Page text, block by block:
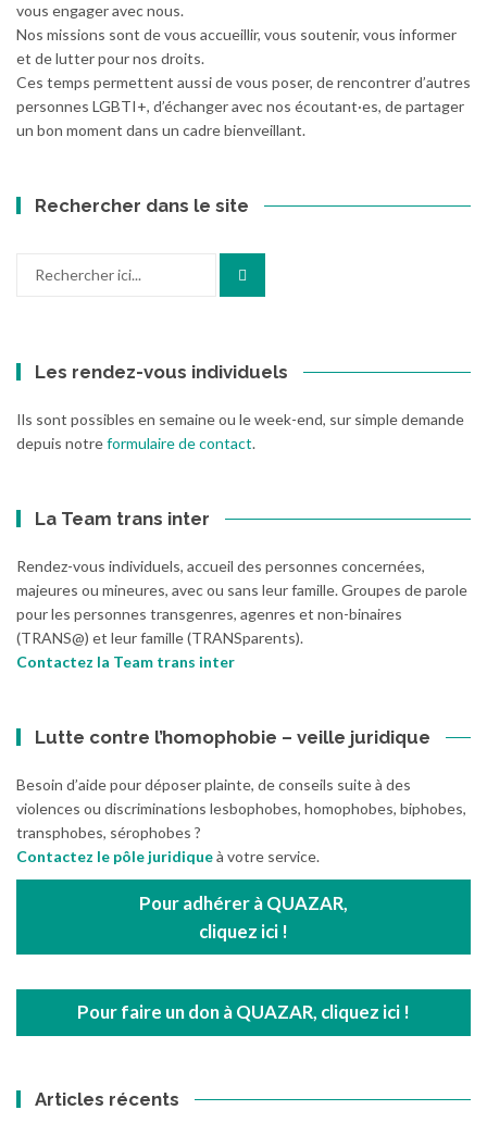
vous engager avec nous.
Nos missions sont de vous accueillir, vous soutenir, vous informer
et de lutter pour nos droits.
Ces temps permettent aussi de vous poser, de rencontrer d’autres
personnes LGBTI+, d’échanger avec nos écoutant·es, de partager
un bon moment dans un cadre bienveillant.
Rechercher dans le site
Les rendez-vous individuels
Ils sont possibles en semaine ou le week-end, sur simple demande
depuis notreformulaire de contact.
La Team trans inter
Rendez-vous individuels, accueil des personnes concernées,
majeures ou mineures, avec ou sans leur famille. Groupes de parole
pour les personnes transgenres, agenres et non-binaires
(TRANS@) et leur famille (TRANSparents).
Contactez la Team trans inter
Lutte contre l’homophobie – veille juridique
Besoin d’aide pour déposer plainte, de conseils suite à des
violences ou discriminations lesbophobes, homophobes, biphobes,
transphobes, sérophobes ?
Contactez le pôle juridiqueà votre service.
Pour adhérer à QUAZAR,
cliquez ici !
Pour faire un don à QUAZAR, cliquez ici !
Articles récents